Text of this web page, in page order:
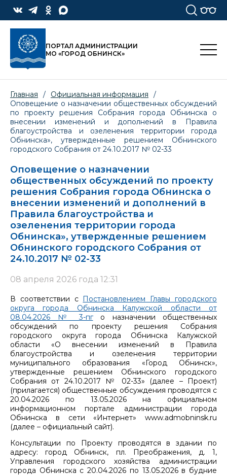
ПОРТАЛ АДМИНИСТРАЦИИ
МО «ГОРОД ОБНИНСК»
Главная / Официальная информация
/
Оповещение о назначении общественных обсуждений
по проекту решения Собрания города Обнинска о
внесении изменений и дополнений в Правила
благоустройства и озеленения территории города
Обнинска», утвержденные решением Обнинского
городского Собрания от 24.10.2017 № 02-33
Оповещение о назначении
общественных обсуждений по проекту
решения Собрания города Обнинска о
внесении изменений и дополнений в
Правила благоустройства и
озеленения территории города
Обнинска», утвержденные решением
Обнинского городского Собрания от
24.10.2017 № 02-33
08 апреля 2026 года 12:31
В соответствии с
Постановлением Главы городского
округа города Обнинска Калужской области от
08.04.2026 № 3-пго назначении общественных
обсуждений по проекту решения Собрания
городского округа города Обнинска Калужской
области «О внесении изменений в Правила
благоустройства и озеленения территории
муниципального образования «Город Обнинск»,
утвержденные решением Обнинского городского
Собрания от 24.10.2017 № 02-33» (далее – Проект)
(прилагается) общественные обсуждения проводятся с
20.04.2026 по 13.05.2026 на официальном
информационном портале администрации города
Обнинска в сети «Интернет» www.admobninsk.ru
(далее – официальный сайт).
Консультации по Проекту проводятся в здании по
адресу: город Обнинск, пл. Преображения, д. 1,
Управления городского хозяйства администрации
города Обнинска с 20.04.2026 по 13.05.2026 в будние